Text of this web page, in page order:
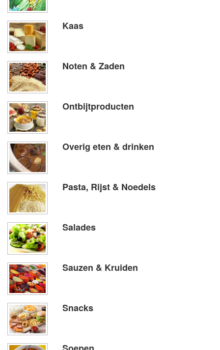
Kaas
Noten & Zaden
Ontbijtproducten
Overig eten & drinken
Pasta, Rijst & Noedels
Salades
Sauzen & Kruiden
Snacks